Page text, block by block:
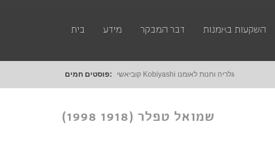
בית מידע דבר המבקר השקעות באמנות
פוסטים חמים: קוביאשי Kobiyashi גלריה וחנות לאומנות דיגטלית
שמואל טפלר (1918 1998)